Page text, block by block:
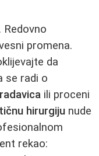
Redovno
promena.
da
se radi o
ili proceni
hirurgiju nude
rekao: